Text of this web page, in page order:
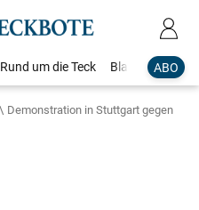
ABO
Rund um die Teck Blaulicht
Demonstration in Stuttgart gegen